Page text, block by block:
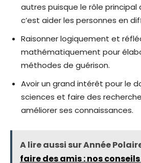
autres puisque le rôle principal
c’est aider les personnes en
Raisonner logiquement et
mathématiquement pour
méthodes de guérison.
Avoir un grand intérêt pour le
sciences et faire des
améliorer ses connaissances.
A lire aussi sur Année
faire des amis : nos